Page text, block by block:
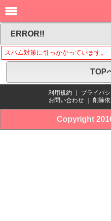
ERROR!!
スパム対策に引っかかっています。
TOP
利用規約 プライバ
お問い合わせ
削除
Copyright